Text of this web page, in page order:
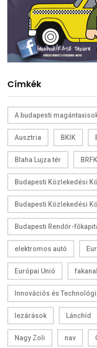
Címkék
A budapesti
Ausztria BKIK
Blaha Lujza tér BRFK
Budapesti Közlekedési
Budapesti Közlekedési
Budapesti Rendőr-
elektromos autó
Európai Unió
Innovációs és
lezárások Lánchíd
Nagy Zoli nav